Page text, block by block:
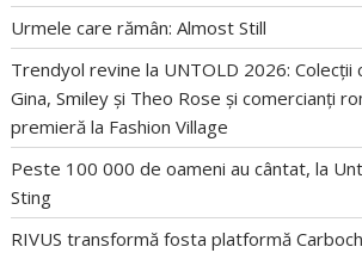
Urmele care rămân: Almost Still
Trendyol revine la UNTOLD 2026: Colecții
Gina, Smiley și Theo Rose și comercianți
premieră la Fashion Village
Peste 100 000 de oameni au cântat, la
Sting
RIVUS transformă fosta platformă